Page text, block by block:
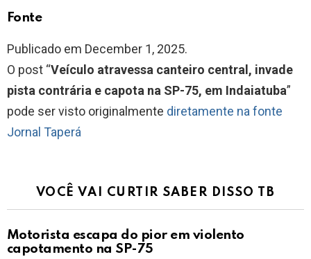
Fonte
Publicado em December 1, 2025.
O post “Veículo atravessa canteiro central, invade
pista contrária e capota na SP-75, em Indaiatuba”
pode ser visto originalmente diretamente na fonte
Jornal Taperá
VOCÊ VAI CURTIR SABER DISSO TB
Motorista escapa do pior em violento
capotamento na SP-75